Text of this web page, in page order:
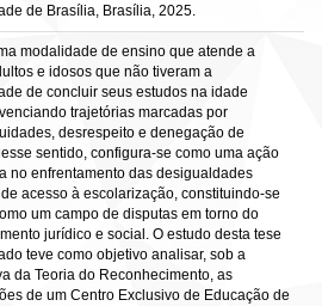
de Brasília, Brasília, 2025.
modalidade de ensino que atende a
e idosos que não tiveram a
de concluir seus estudos na idade
trajetórias marcadas por
desrespeito e denegação de
sentido, configura-se como uma ação
no enfrentamento das desigualdades
acesso à escolarização, constituindo-se
um campo de disputas em torno do
jurídico e social. O estudo desta tese
teve como objetivo analisar, sob a
da Teoria do Reconhecimento, as
de um Centro Exclusivo de Educação de